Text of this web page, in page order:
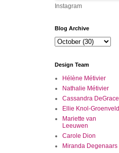
Instagram
Blog Archive
Design Team
Hélène Métivier
Nathalie Métivier
Cassandra DeGrace
Ellie Knol-Groenveld
Mariette van
Leeuwen
Carole Dion
Miranda Degenaars